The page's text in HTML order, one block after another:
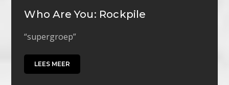
Who Are You: Rockpile
“supergroep”
LEES MEER